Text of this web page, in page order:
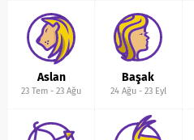
Aslan
23 Tem -23 Ağu
Başak
24 Ağu- 23 Eyl